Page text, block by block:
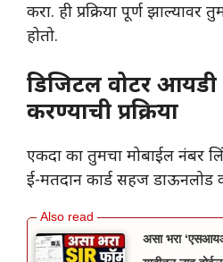
करा. ही प्रक्रिया पूर्ण
होतो.
डिजिटल वोटर आयडी
करण्याची प्रक्रिया
​एकदा का तुमचा मोबाईल नंबर
ई-मतदान कार्ड सहज
असा भरा